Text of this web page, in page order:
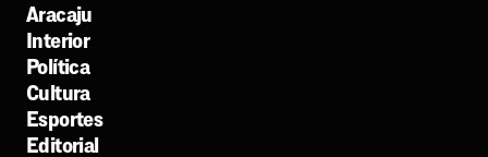
Aracaju
Interior
Política
Cultura
Esportes
Editorial